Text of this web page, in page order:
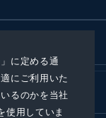
」に定める通
にご利用いた
るのかを当社
使用していま